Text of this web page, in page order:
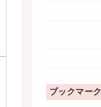
ブックマーク